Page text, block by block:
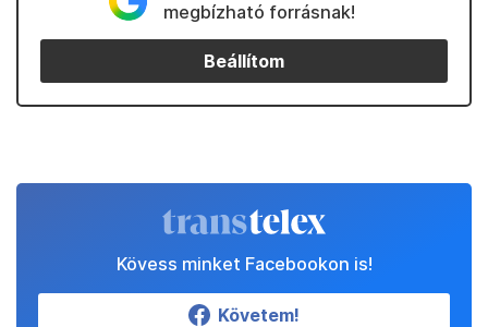
megbízható forrásnak!
Beállítom
Kövess minket Facebookon is!
Követem!